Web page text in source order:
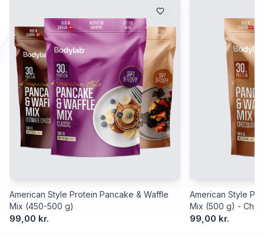
American Style Protein Pancake & Waffle
Mix (450-500 g)
99,00 kr.
American Style
Mix (500 g) -
99,00 kr.